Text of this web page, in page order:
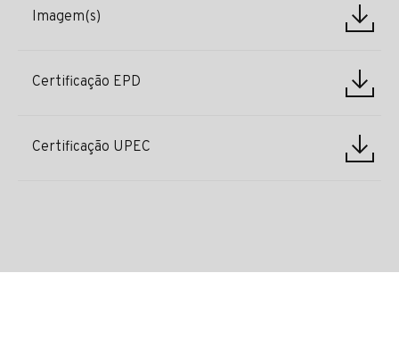
Imagem(s)
Certificação EPD
Certificação UPEC